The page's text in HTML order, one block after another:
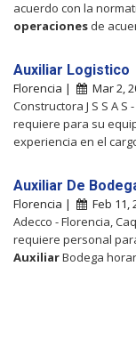
acuerdo con la
operaciones de
Auxiliar Logistico
Florencia | Mar 2,
Constructora J S S A
requiere para su
experiencia en el
Auxiliar De
Florencia | Feb 11,
Adecco - Florencia,
requiere personal
AuxiliarBodega